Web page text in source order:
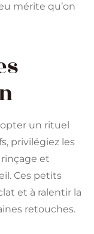
mérite qu’on
un rituel
privilégiez les
et
Ces petits
et à ralentir la
retouches.